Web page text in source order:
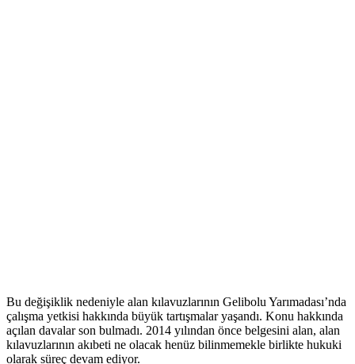
Bu değişiklik nedeniyle alan kılavuzlarının Gelibolu Yarımadası’nda
çalışma yetkisi hakkında büyük tartışmalar yaşandı. Konu hakkında
açılan davalar son bulmadı. 2014 yılından önce belgesini alan, alan
kılavuzlarının akıbeti ne olacak henüz bilinmemekle birlikte hukuki
olarak süreç devam ediyor.